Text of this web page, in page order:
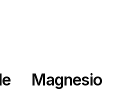
Magnesio